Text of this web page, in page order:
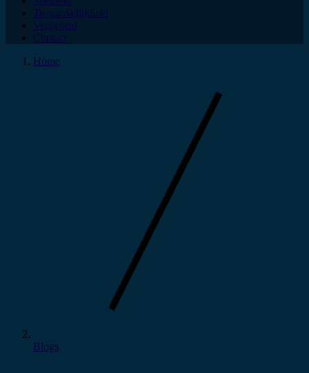
Toegankelijkheid
Veiligheid
Contact
Home
Blogs